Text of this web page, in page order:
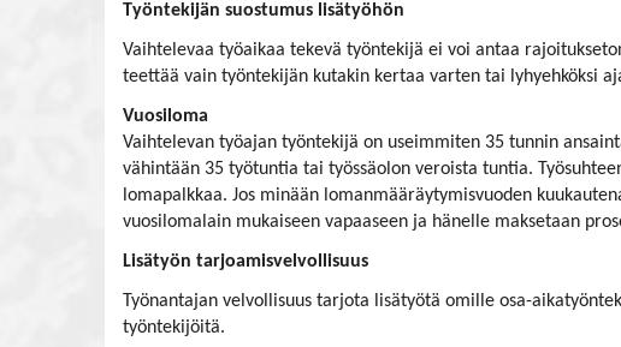
Työntekijän suostumus lisätyöhön
Vaihtelevaa työaikaa tekevä työntekijä ei voi antaa
teettää vain työntekijän kutakin kertaa varten tai lyhyehköksi
Vuosiloma
Vaihtelevan työajan työntekijä on useimmiten 35 tunnin
vähintään 35 työtuntia tai työssäolon veroista tuntia.
lomapalkkaa. Jos minään lomanmääräytymisvuoden
vuosilomalain mukaiseen vapaaseen ja hänelle maksetaan
Lisätyön tarjoamisvelvollisuus
Työnantajan velvollisuus tarjota lisätyötä omille osa-
työntekijöitä.